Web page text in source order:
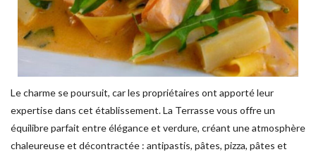
Le charme se poursuit, car les propriétaires ont apporté leur
expertise dans cet établissement. La Terrasse vous offre un
équilibre parfait entre élégance et verdure, créant une atmosphère
chaleureuse et décontractée : antipastis, pâtes, pizza, pâtes et